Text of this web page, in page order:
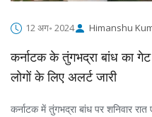
12 अग॰ 2024 Himanshu
कर्नाटक के तुंगभद्रा बांध का
लोगों के लिए अलर्ट जारी
कर्नाटक में तुंगभद्रा बांध पर शनिवार